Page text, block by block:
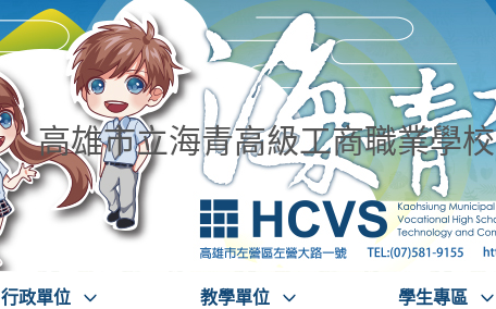
高雄市立海青高級工商職業學校
行政單位 教學單位 學生專區